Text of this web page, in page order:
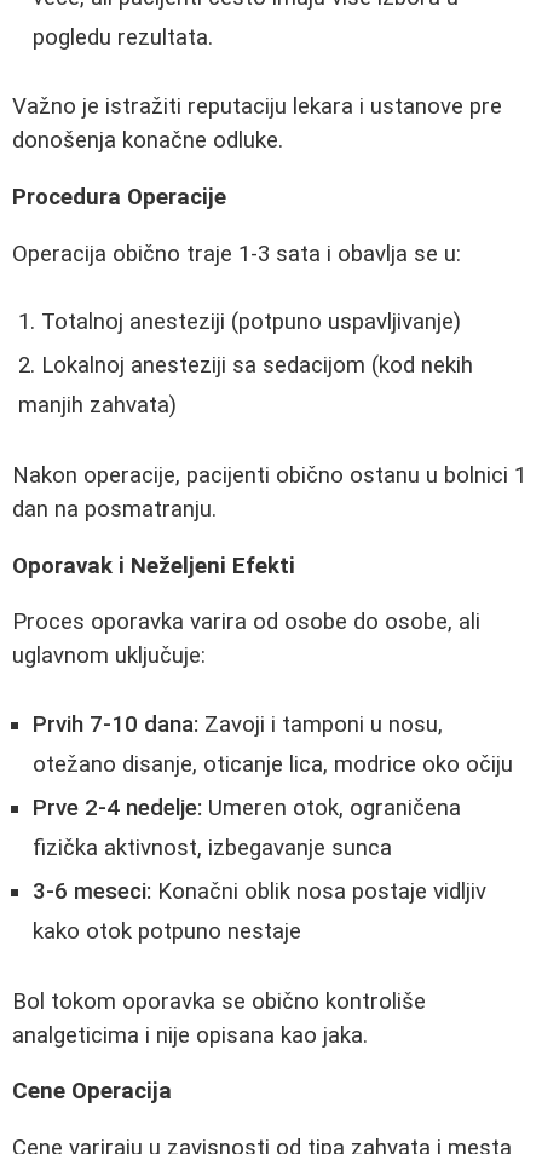
pogledu rezultata.
Važno je istražiti reputaciju lekara i ustanove pre
donošenja konačne odluke.
Procedura Operacije
Operacija obično traje 1-3 sata i obavlja se u:
Totalnoj anesteziji (potpuno uspavljivanje)
Lokalnoj anesteziji sa sedacijom (kod nekih
manjih zahvata)
Nakon operacije, pacijenti obično ostanu u bolnici 1
dan na posmatranju.
Oporavak i Neželjeni Efekti
Proces oporavka varira od osobe do osobe, ali
uglavnom uključuje:
Prvih 7-10 dana: Zavoji i tamponi u nosu,
otežano disanje, oticanje lica, modrice oko očiju
Prve 2-4 nedelje: Umeren otok, ograničena
fizička aktivnost, izbegavanje sunca
3-6 meseci: Konačni oblik nosa postaje vidljiv
kako otok potpuno nestaje
Bol tokom oporavka se obično kontroliše
analgeticima i nije opisana kao jaka.
Cene Operacija
Cene variraju u zavisnosti od tipa zahvata i mesta